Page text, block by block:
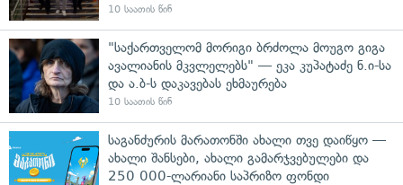
10 საათის წინ
"საქართველომ მორიგი ბრძოლა მოუგო გიგა
ავალიანის მკვლელებს" — ეკა კუპატაძე ნ.ი-სა
და ა.ბ-ს დაკავებას ეხმაურება
10 საათის წინ
საგანძურის მარათონში ახალი თვე დაიწყო —
ახალი შანსები, ახალი გამარჯვებულები და
250 000-ლარიანი საპრიზო ფონდი